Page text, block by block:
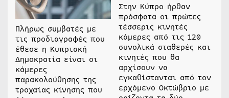
Πλήρως συμβατές με
τις προδιαγραφές που
έθεσε η Κυπριακή
Δημοκρατία είναι οι
κάμερες
παρακολούθησης της
τροχαίας κίνησης που
Στην Κύπρο ήρθαν
πρόσφατα οι πρώτες
τέσσερις κινητές
κάμερες από τις 120
συνολικά σταθερές και
κινητές που θα
αρχίσουν να
εγκαθίστανται από τον
ερχόμενο Οκτώβριο με